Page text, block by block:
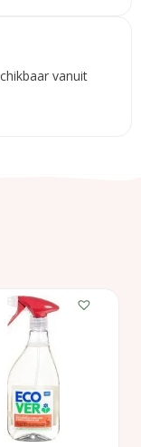
vanuit